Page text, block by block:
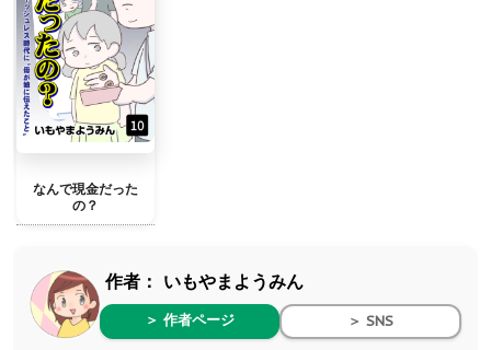
なんで現金だった
の？
作者： いもやまようみん
＞ 作者ページ ＞ SNS